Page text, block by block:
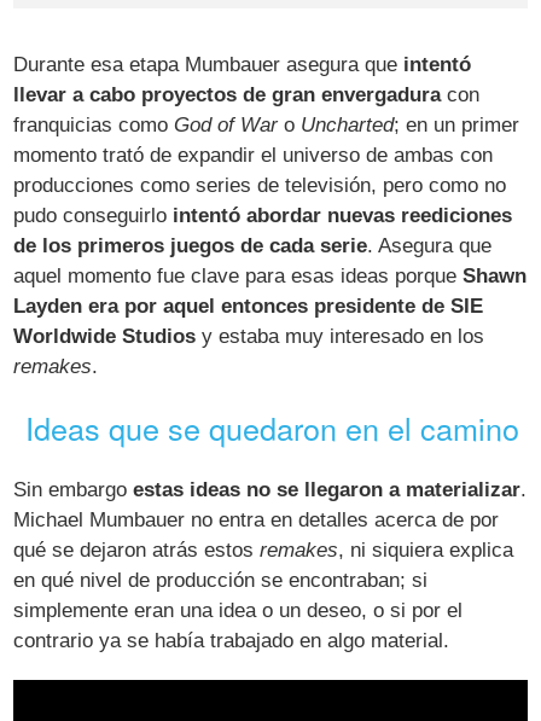
Durante esa etapa Mumbauer asegura que intentó
llevar a cabo proyectos de gran envergaduracon
franquicias comoGod of Waro Uncharted; en un primer
momento trató de expandir el universo de ambas con
producciones como series de televisión, pero como no
pudo conseguirlo intentó abordar nuevas reediciones
de los primeros juegos de cada serie. Asegura que
aquel momento fue clave para esas ideas porqueShawn
Layden era por aquel entonces presidente de SIE
Worldwide Studios y estaba muy interesado en los
remakes.
Ideas que se quedaron en el camino
Sin embargoestas ideas no se llegaron a materializar.
Michael Mumbauer no entra en detalles acerca de por
qué se dejaron atrás estosremakes, ni siquiera explica
en qué nivel de producción se encontraban; si
simplemente eran una idea o un deseo, o si por el
contrario ya se había trabajado en algo material.